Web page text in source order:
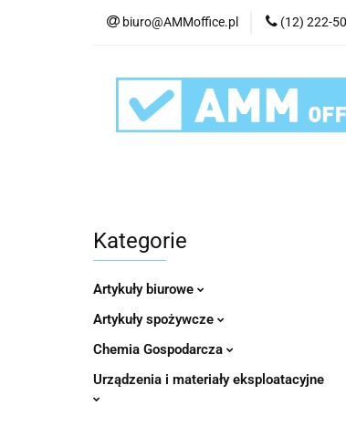
biuro@AMMoffice.pl (12) 222-
Kategorie
Kategorie
Artykuły biurowe
Artykuły spożywcze
Chemia Gospodarcza
Urządzenia i materiały eksploatacyjne